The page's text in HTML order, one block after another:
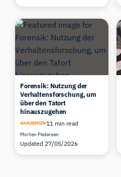
Forensik: Nutzung der
Verhaltensforschung, um
über den Tatort
hinauszugehen
AKADEMIEN11 min read
Morten Pedersen
Updated 27/05/2026